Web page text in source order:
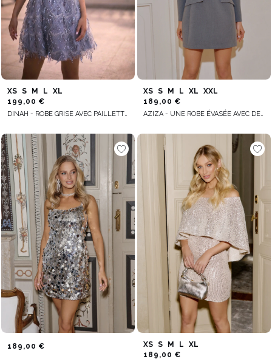
XS S M L
XL
199,00 €
DINAH - ROBE GRISE AVEC PAILLETTES SUSPENDUES
XS S M L XL
XXL
189,00 €
AZIZA - UNE ROBE ÉVASÉE AVEC DES DÉCOUPES À LA TAILLE
189,00 € XS S M L
XL
189,00 €